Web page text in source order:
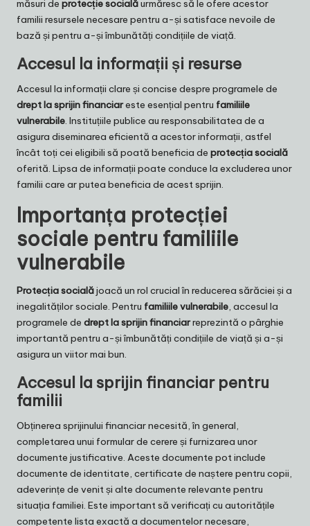
măsuri de protecție socialăurmăresc să le ofere acestor
familii resursele necesare pentru a-și satisface nevoile de
bază și pentru a-și îmbunătăți condițiile de viață.
Accesul la informații și resurse
Accesul la informații clare și concise despre programele de
drept la sprijin financiareste esențial pentru familiile
vulnerabile. Instituțiile publice au responsabilitatea de a
asigura diseminarea eficientă a acestor informații, astfel
încât toți cei eligibili să poată beneficia de protecția socială
oferită. Lipsa de informații poate conduce la excluderea unor
familii care ar putea beneficia de acest sprijin.
Importanța protecției
sociale pentru familiile
vulnerabile
Protecția socialăjoacă un rol crucial în reducerea sărăciei și a
inegalităților sociale. Pentru familiile vulnerabile, accesul la
programele de drept la sprijin financiarreprezintă o pârghie
importantă pentru a-și îmbunătăți condițiile de viață și a-și
asigura un viitor mai bun.
Accesul la sprijin financiar pentru
familii
Obținerea sprijinului financiar necesită, în general,
completarea unui formular de cerere și furnizarea unor
documente justificative. Aceste documente pot include
documente de identitate, certificate de naștere pentru copii,
adeverințe de venit și alte documente relevante pentru
situația familiei. Este important să verificați cu autoritățile
competente lista exactă a documentelor necesare,